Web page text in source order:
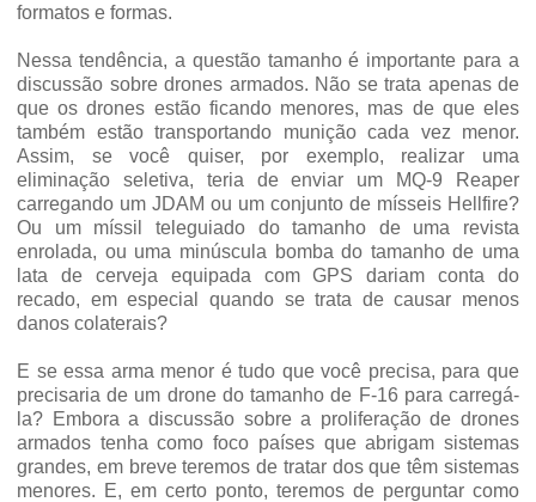
formatos e formas.
Nessa tendência, a questão tamanho é importante para a
discussão sobre drones armados. Não se trata apenas de
que os drones estão ficando menores, mas de que eles
também estão transportando munição cada vez menor.
Assim, se você quiser, por exemplo, realizar uma
eliminação seletiva, teria de enviar um MQ-9 Reaper
carregando um JDAM ou um conjunto de mísseis Hellfire?
Ou um míssil teleguiado do tamanho de uma revista
enrolada, ou uma minúscula bomba do tamanho de uma
lata de cerveja equipada com GPS dariam conta do
recado, em especial quando se trata de causar menos
danos colaterais?
E se essa arma menor é tudo que você precisa, para que
precisaria de um drone do tamanho de F-16 para carregá-
la? Embora a discussão sobre a proliferação de drones
armados tenha como foco países que abrigam sistemas
grandes, em breve teremos de tratar dos que têm sistemas
menores. E, em certo ponto, teremos de perguntar como